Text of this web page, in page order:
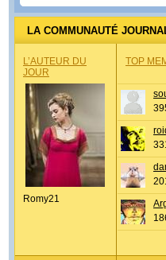
LA COMMUNAUTÉ
L’AUTEUR DU
JOUR
Romy21
TOP